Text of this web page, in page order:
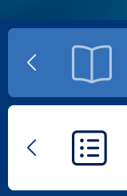
Previous